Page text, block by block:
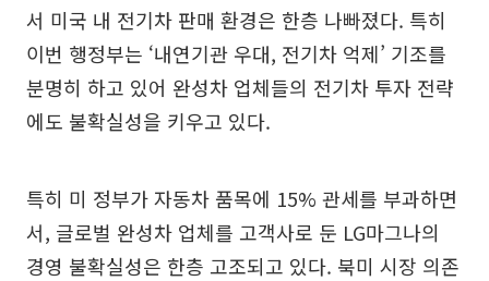
서 미국 내 전기차 판매 환경은 한층 나빠졌다. 특히
이번 행정부는 ‘내연기관 우대, 전기차 억제’ 기조를
분명히 하고 있어 완성차 업체들의 전기차 투자 전략
에도 불확실성을 키우고 있다.
특히 미 정부가 자동차 품목에 15% 관세를 부과하면
서, 글로벌 완성차 업체를 고객사로 둔 LG마그나의
경영 불확실성은 한층 고조되고 있다. 북미 시장 의존